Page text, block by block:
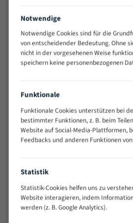
15 - 40
25 - 50
6/10
35 - 70
5/8
50 - 120
4/6
80 - 180
3/4
150 -
450
200 -
600
1,1/1,6
> 500
0,75/1,25
Vielseitiges Bandsägeblatt
Anwendungen
Widerstandsfähig gegen
schwierigen Werkstücken
Notwendige
Notwendige Cookies sind für die
von entscheidender Bedeutung. Ohne
nicht in der vorgesehenen Weise
speichern keine personenbezogenen
Funktionale
Funktionale Cookies unterstützen bei
bestimmter Funktionen, z. B. beim
Website auf Social-Media-Plattformen,
Feedbacks und anderen Funktionen
Statistik
Statistik-Cookies helfen uns zu
Website interagieren, indem
werden (z. B. Google Analytics).